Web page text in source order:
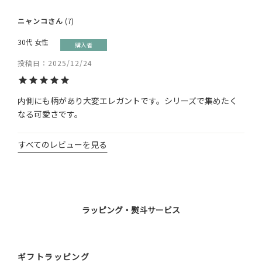
ニャンコ 7
購入者
30代 女性
投稿日 2025/12/24
内側にも柄があり大変エレガントです。シリーズで集めたく
なる可愛さです。
すべてのレビューを見る
ラッピング・熨斗サービス
ギフトラッピング